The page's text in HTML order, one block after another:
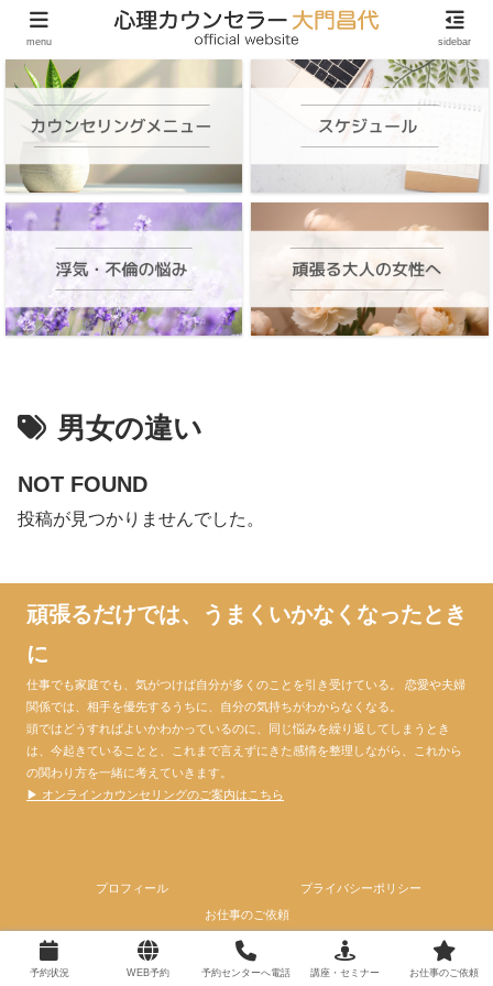
頑張る大人の女性のためのオンラインカウンセリング
男女の違い
NOT FOUND
投稿が見つかりませんでした。
頑張るだけでは、うまくいかなくなったとき
に
仕事でも家庭でも、気がつけば自分が多くのことを引き受けている。 恋愛や夫婦
関係では、相手を優先するうちに、自分の気持ちがわからなくなる。
頭ではどうすればよいかわかっているのに、同じ悩みを繰り返してしまうとき
は、今起きていることと、これまで言えずにきた感情を整理しながら、これから
の関わり方を一緒に考えていきます。
▶ オンラインカウンセリングのご案内はこちら
プロフィール
プライバシーポリシー
お仕事のご依頼
© 2024 心理カウンセラー大門昌代official website.
menu sidebar
予約状況 WEB予約 予約センターへ電話 講座・セミナー お仕事のご依頼